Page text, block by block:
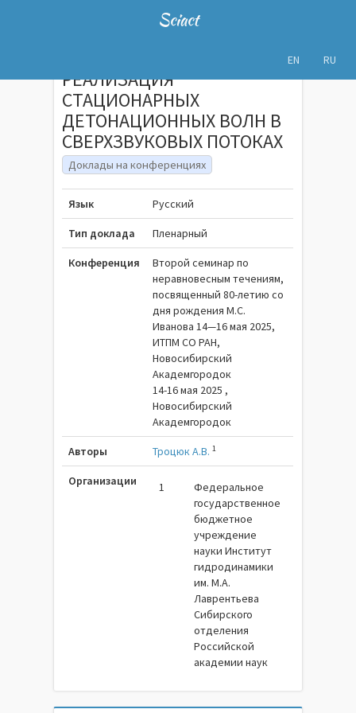
Sciact
EN RU
РЕАЛИЗАЦИЯ
СТАЦИОНАРНЫХ
ДЕТОНАЦИОННЫХ ВОЛН В
СВЕРХЗВУКОВЫХ ПОТОКАХ
Доклады на конференциях
Язык Русский
Тип доклада Пленарный
Конференция
Второй семинар по
неравновесным течениям,
посвященный 80-летию со
дня рождения М.С.
Иванова 14—16 мая 2025,
ИТПМ СО РАН,
Новосибирский
Академгородок
14-16 мая 2025 ,
Новосибирский
Академгородок
Авторы Троцюк А.В. 1
Организации 1
Федеральное
государственное
бюджетное
учреждение
науки Институт
гидродинамики
им. М.А.
Лаврентьева
Сибирского
отделения
Российской
академии наук